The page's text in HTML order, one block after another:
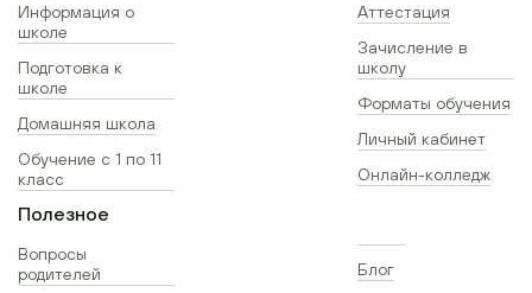
Информация о
школе
Подготовка к
школе
Домашняя школа
Обучение с 1 по 11
класс
Аттестация
Зачисление в
школу
Форматы обучения
Личный кабинет
Онлайн-колледж
Полезное
Вопросы
родителей
Блог